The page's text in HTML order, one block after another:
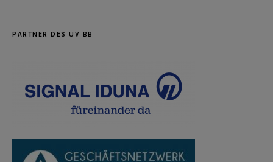
PARTNER DES UV BB